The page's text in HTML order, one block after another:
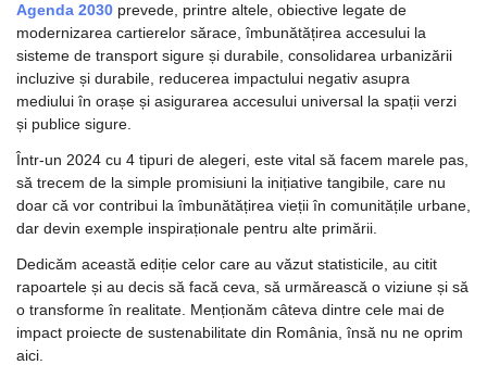
Agenda 2030 prevede, printre altele, obiective legate de
modernizarea cartierelor sărace, îmbunătățirea accesului la
sisteme de transport sigure și durabile, consolidarea urbanizării
incluzive și durabile, reducerea impactului negativ asupra
mediului în orașe și asigurarea accesului universal la spații verzi
și publice sigure.
Într-un 2024 cu 4 tipuri de alegeri, este vital să facem marele pas,
să trecem de la simple promisiuni la inițiative tangibile, care nu
doar că vor contribui la îmbunătățirea vieții în comunitățile urbane,
dar devin exemple inspiraționale pentru alte primării.
Dedicăm această ediție celor care au văzut statisticile, au citit
rapoartele și au decis să facă ceva, să urmărească o viziune și să
o transforme în realitate. Menționăm câteva dintre cele mai de
impact proiecte de sustenabilitate din România, însă nu ne oprim
aici.